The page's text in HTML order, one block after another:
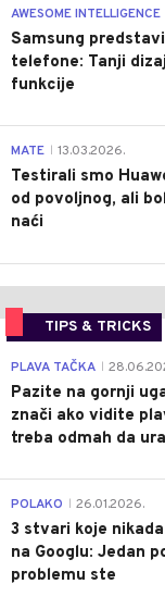
AWESOME INTELLIGENCE
Samsung
telefone: Tanji
funkcije
MATE 13.03.2026.
Testirali smo
od povoljnog, ali
naći
TIPS & TRICKS
PLAVA TAČKA
Pazite na gornji
znači ako vidite
treba odmah da
POLAKO 26.01.2026.
3 stvari koje
na Googlu: Jedan
problemu ste